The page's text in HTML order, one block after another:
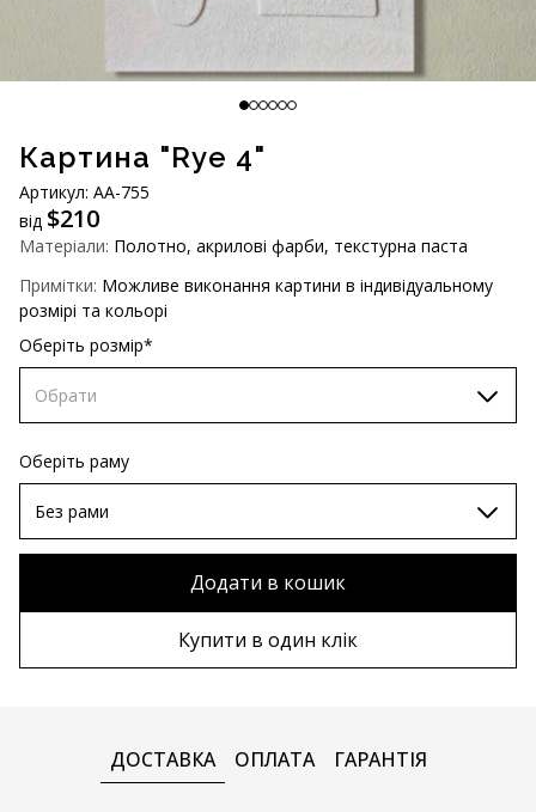
Картина "Rye 4"
Артикул: АА-755
від $210
Матеріали: Полотно, акрилові фарби, текстурна паста
Примітки: Можливе виконання картини в індивідуальному
розмірі та кольорі
Оберіть розмір*
Обрати
60х90 см
70х100 см
Оберіть раму
Без рами
Додати в кошик
Купити в один клік
ДОСТАВКА ОПЛАТА ГАРАНТІЯ